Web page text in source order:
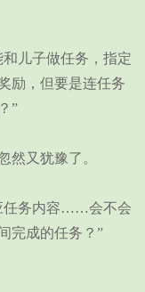
儿子做任务，指定
励，但要是连任务
”
又犹豫了。
务内容……会不会
完成的任务？”